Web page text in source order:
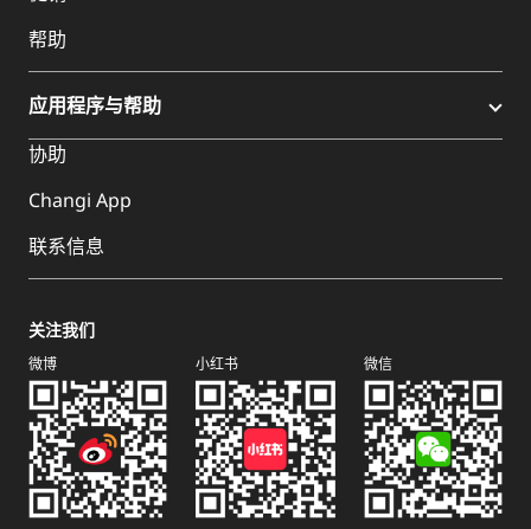
帮助
应用程序与帮助
协助
Changi App
联系信息
关注我们
微博 小红书 微信